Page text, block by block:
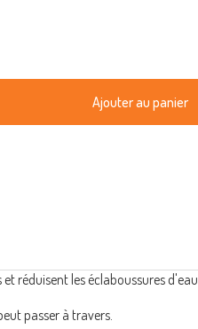
réduisent les éclaboussures d'eau.
passer à travers.
Ajouter au panier